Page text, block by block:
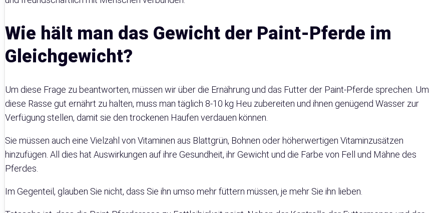
Wie hält man das Gewicht der Paint-Pferde im
Gleichgewicht?
Um diese Frage zu beantworten, müssen wir über die Ernährung und das Futter der Paint-Pferde sprechen. Um
diese Rasse gut ernährt zu halten, muss man täglich 8-10 kg Heu zubereiten und ihnen genügend Wasser zur
Verfügung stellen, damit sie den trockenen Haufen verdauen können.
Sie müssen auch eine Vielzahl von Vitaminen aus Blattgrün, Bohnen oder höherwertigen Vitaminzusätzen
hinzufügen. All dies hat Auswirkungen auf ihre Gesundheit, ihr Gewicht und die Farbe von Fell und Mähne des
Pferdes.
Im Gegenteil, glauben Sie nicht, dass Sie ihn umso mehr füttern müssen, je mehr Sie ihn lieben.